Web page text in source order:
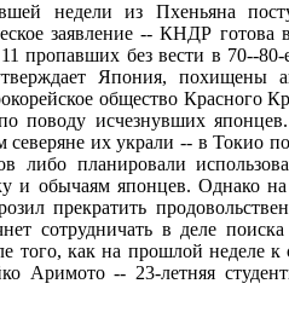
недели из Пхеньяна
заявление -- КНДР готова
пропавших без вести в 70--
Япония, похищены
общество Красного
по поводу исчезнувших
северяне их украли -- в Токио
либо планировали
и обычаям японцев. Однако
прекратить
сотрудничать в деле
того, как на прошлой неделе
Аримото -- 23-летняя